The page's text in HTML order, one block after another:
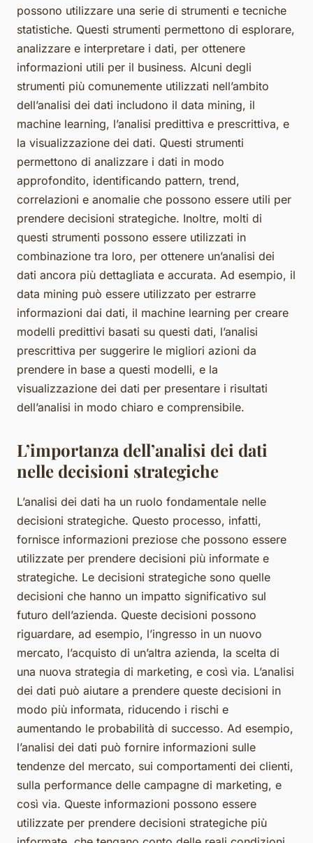
possono utilizzare una serie di strumenti e tecniche
statistiche. Questi strumenti permettono di esplorare,
analizzare e interpretare i dati, per ottenere
informazioni utili per il business. Alcuni degli
strumenti più comunemente utilizzati nell’ambito
dell’analisi dei dati includono il data mining, il
machine learning, l’analisi predittiva e prescrittiva, e
la visualizzazione dei dati. Questi strumenti
permettono di analizzare i dati in modo
approfondito, identificando pattern, trend,
correlazioni e anomalie che possono essere utili per
prendere decisioni strategiche. Inoltre, molti di
questi strumenti possono essere utilizzati in
combinazione tra loro, per ottenere un’analisi dei
dati ancora più dettagliata e accurata. Ad esempio, il
data mining può essere utilizzato per estrarre
informazioni dai dati, il machine learning per creare
modelli predittivi basati su questi dati, l’analisi
prescrittiva per suggerire le migliori azioni da
prendere in base a questi modelli, e la
visualizzazione dei dati per presentare i risultati
dell’analisi in modo chiaro e comprensibile.
L’importanza dell’analisi dei dati
nelle decisioni strategiche
L’analisi dei dati ha un ruolo fondamentale nelle
decisioni strategiche. Questo processo, infatti,
fornisce informazioni preziose che possono essere
utilizzate per prendere decisioni più informate e
strategiche. Le decisioni strategiche sono quelle
decisioni che hanno un impatto significativo sul
futuro dell’azienda. Queste decisioni possono
riguardare, ad esempio, l’ingresso in un nuovo
mercato, l’acquisto di un’altra azienda, la scelta di
una nuova strategia di marketing, e così via. L’analisi
dei dati può aiutare a prendere queste decisioni in
modo più informata, riducendo i rischi e
aumentando le probabilità di successo. Ad esempio,
l’analisi dei dati può fornire informazioni sulle
tendenze del mercato, sui comportamenti dei clienti,
sulla performance delle campagne di marketing, e
così via. Queste informazioni possono essere
utilizzate per prendere decisioni strategiche più